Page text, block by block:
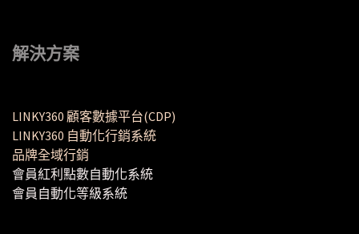
解決方案
LINKY360 顧客數據平台(CDP)
LINKY360 自動化行銷系統
品牌全域行銷
會員紅利點數自動化系統
會員自動化等級系統